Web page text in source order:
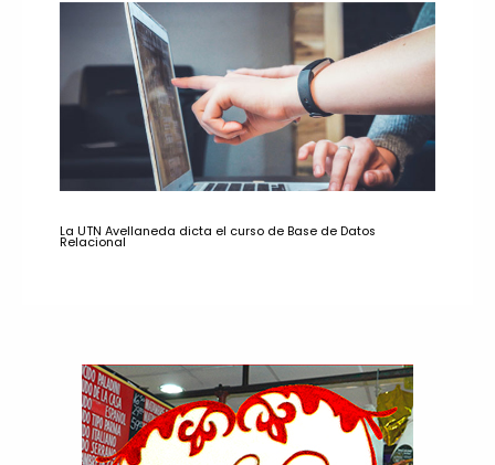
La UTN Avellaneda dicta el curso de Base de Datos
Relacional